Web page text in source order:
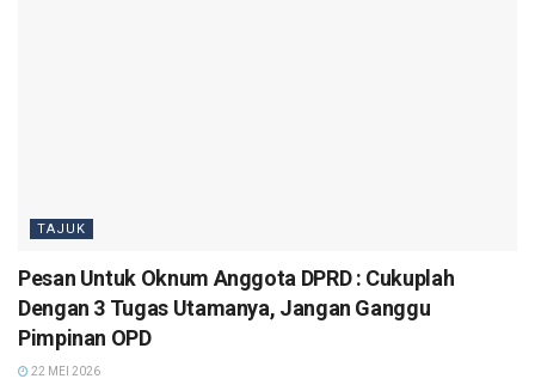
TAJUK
Pesan Untuk Oknum Anggota DPRD : Cukuplah
Dengan 3 Tugas Utamanya, Jangan Ganggu
Pimpinan OPD
22 MEI 2026